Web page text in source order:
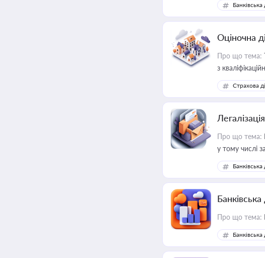
Банківська
Оціночна
Про що тема:
з
медійних
Страхова
Про що тема:
у тому числі
ризиків
Банківська
Банківська
Про що тема:
Банківська